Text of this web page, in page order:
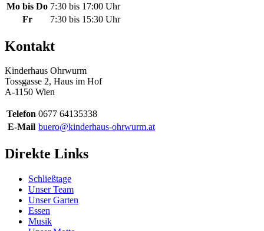
Mo bis Do 7:30 bis 17:00 Uhr
Fr
7:30 bis 15:30 Uhr
Kontakt
Kinderhaus Ohrwurm
Tossgasse 2, Haus im Hof
A-1150 Wien
Telefon 0677 64135338
E-Mail buero@kinderhaus-ohrwurm.at
Direkte Links
Schließtage
Unser Team
Unser Garten
Essen
Musik